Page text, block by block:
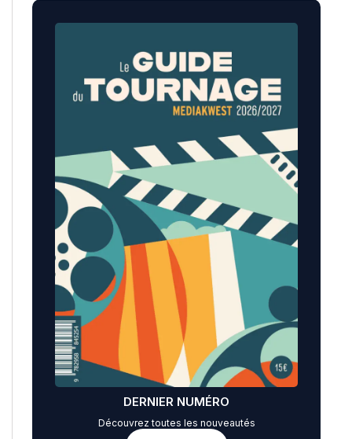
DERNIER NUMÉRO
Découvrez toutes les nouveautés